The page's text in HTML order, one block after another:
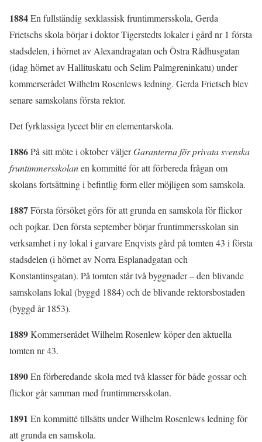
1884En fullständig sexklassisk fruntimmersskola, Gerda
Frietschs skola börjar i doktor Tigerstedts lokaler i gård nr 1 första
stadsdelen, i hörnet av Alexandragatan och Östra Rådhusgatan
(idag hörnet av Hallituskatu och Selim Palmgreninkatu) under
kommerserådet Wilhelm Rosenlews ledning. Gerda Frietsch blev
senare samskolans första rektor.
Det fyrklassiga lyceet blir en elementarskola.
1886På sitt möte i oktober väljerGaranterna för privata svenska
fruntimmersskolanen kommitté för att förbereda frågan om
skolans fortsättning i befintlig form eller möjligen som samskola.
1887Första försöket görs för att grunda en samskola för flickor
och pojkar. Den första september börjar fruntimmersskolan sin
verksamhet i ny lokal i garvare Enqvists gård på tomten 43 i första
stadsdelen (i hörnet av Norra Esplanadgatan och
Konstantinsgatan). På tomten står två byggnader – den blivande
samskolans lokal (byggd 1884) och de blivande rektorsbostaden
(byggd år 1853).
1889Kommerserådet Wilhelm Rosenlew köper den aktuella
tomten nr 43.
1890En förberedande skola med två klasser för både gossar och
flickor går samman med fruntimmersskolan.
1891 En kommitté tillsätts under Wilhelm Rosenlews ledning för
att grunda en samskola.